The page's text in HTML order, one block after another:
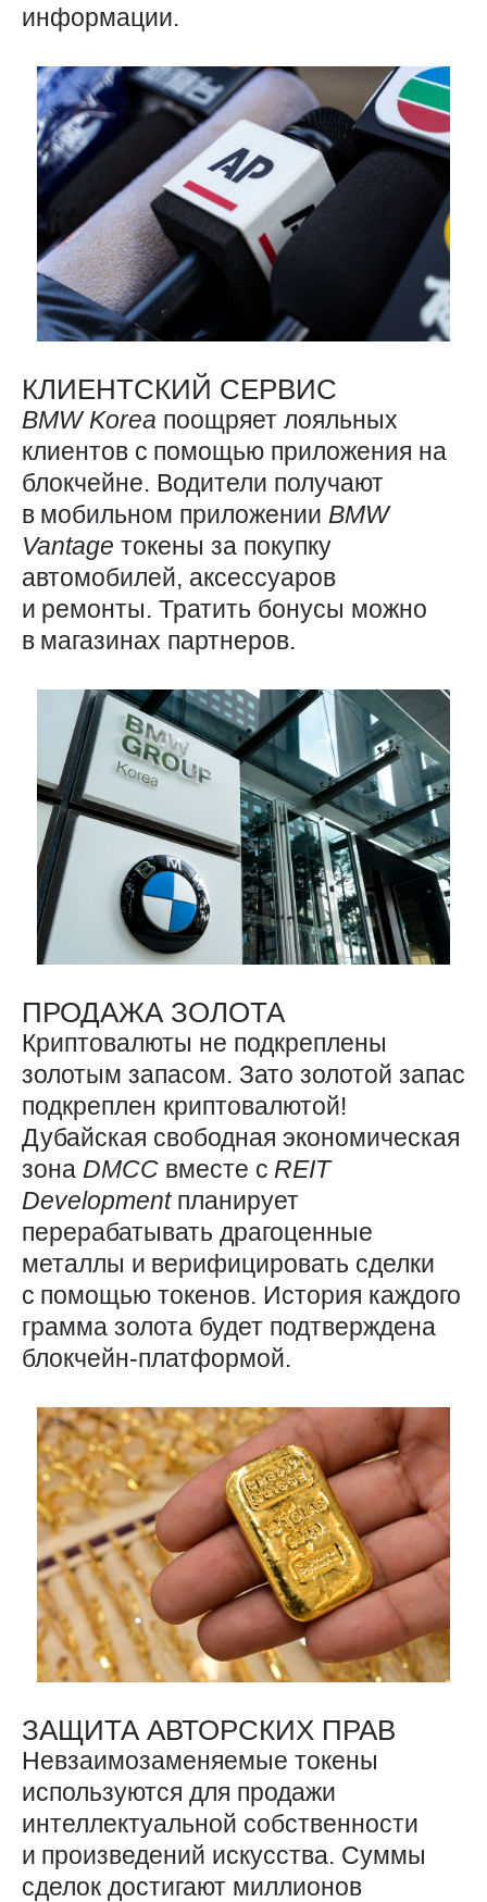
информации.
КЛИЕНТСКИЙ СЕРВИС
BMWKorea поощряет лояльных
клиентов с помощью приложения на
блокчейне. Водители получают
в мобильном приложении BMW
Vantage токены за покупку
автомобилей, аксессуаров
и ремонты. Тратить бонусы можно
в магазинах партнеров.
ПРОДАЖА ЗОЛОТА
Криптовалюты не подкреплены
золотым запасом. Зато золотой запас
подкреплен криптовалютой!
Дубайская свободная экономическая
зона DMCC вместе с REIT
Development планирует
перерабатывать драгоценные
металлы и верифицировать сделки
с помощью токенов. История каждого
грамма золота будет подтверждена
блокчейн-платформой.
ЗАЩИТА АВТОРСКИХ ПРАВ
Невзаимозаменяемые токены
используются для продажи
интеллектуальной собственности
и произведений искусства. Суммы
сделок достигают миллионов